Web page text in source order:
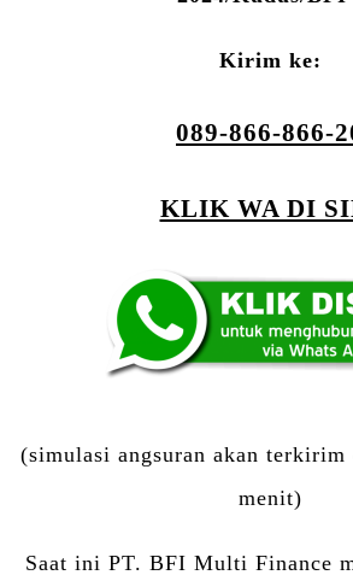
Kirim ke:
089-866-866-
KLIK WA DI
(simulasi angsuran akan
menit)
Saat ini PT. BFI Multi Finance